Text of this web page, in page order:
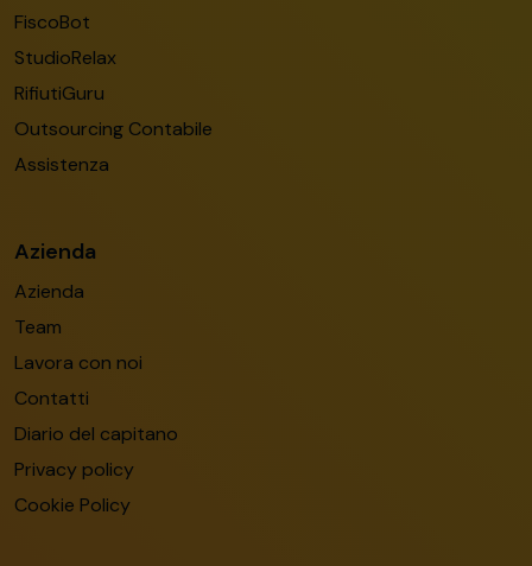
FiscoBot
StudioRelax
RifiutiGuru
Outsourcing Contabile
Assistenza
Azienda
Azienda
Team
Lavora con noi
Contatti
Diario del capitano
Privacy policy
Cookie Policy